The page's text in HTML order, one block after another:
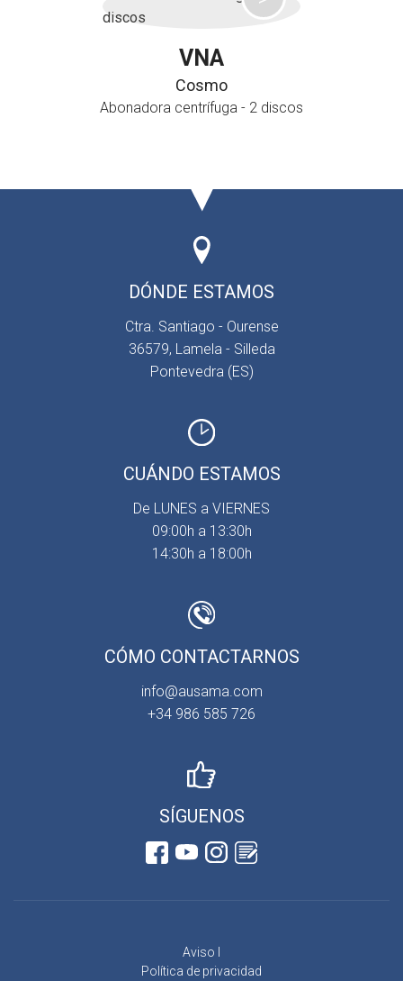
VNA
Cosmo
Abonadora centrífuga - 2 discos
DÓNDE ESTAMOS
Ctra. Santiago - Ourense
36579, Lamela - Silleda
Pontevedra (ES)
CUÁNDO ESTAMOS
De LUNES a VIERNES
09:00h a 13:30h
14:30h a 18:00h
CÓMO CONTACTARNOS
info@ausama.com
+34 986 585 726
SÍGUENOS
Aviso l
Política de privacidad